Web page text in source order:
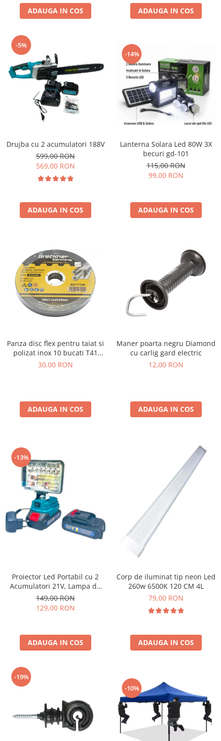
ADAUGA IN COS ADAUGA IN COS
-5%
Drujba cu 2 acumulatori 188V
599,00 RON
569,00 RON
ADAUGA IN COS
-14%
Lanterna Solara Led 80W 3X
becuri gd-101
115,00 RON
99,00 RON
ADAUGA IN COS
Panza disc flex pentru taiat si
polizat inox 10 bucati T41
125x1.0x22mm
30,00 RON
ADAUGA IN COS
Maner poarta negru Diamond
cu carlig gard electric
12,00 RON
ADAUGA IN COS
-13%
Proiector Led Portabil cu 2
Acumulatori 21V, Lampa de
Lucru cu Incarcator, Ultra-
Puternic
149,00 RON
129,00 RON
ADAUGA IN COS
Corp de iluminat tip neon Led
260w 6500K 120 CM 4L
79,00 RON
ADAUGA IN COS
-19%
-10%